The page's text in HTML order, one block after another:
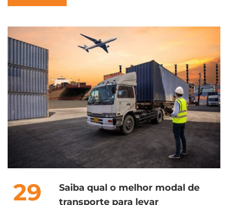
29
Saiba qual o melhor modal de
transporte para levar